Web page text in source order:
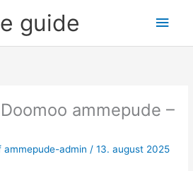
guide
ammepude –
ammepude-admin/13. august 2025